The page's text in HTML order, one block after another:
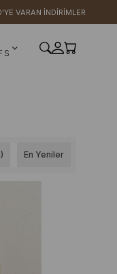
VARAN İNDİRİMLER
En Yeniler